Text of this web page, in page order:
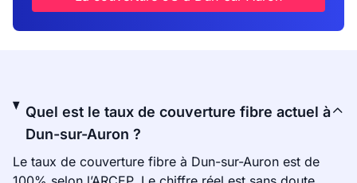
Quel est le taux de couverture fibre actuel à
Dun-sur-Auron ?
Le taux de couverture fibre à Dun-sur-Auron est de